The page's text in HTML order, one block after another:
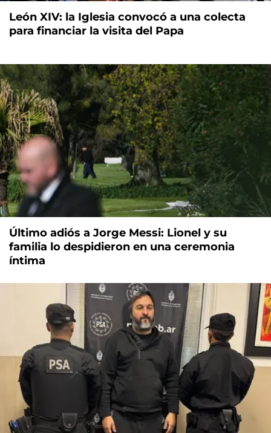
León XIV: la Iglesia convocó a una colecta
para financiar la visita del Papa
Último adiós a Jorge Messi: Lionel y su
familia lo despidieron en una ceremonia
íntima